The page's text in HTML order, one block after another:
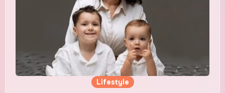
Lifestyle